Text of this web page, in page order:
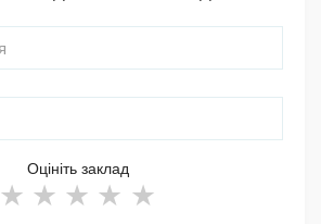
Оцініть заклад